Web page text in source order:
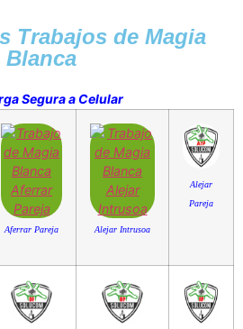
Trabajos de Magia
Blanca
Segura a Celular
Aferrar Pareja Alejar Intrusoa
Alejar
Pareja